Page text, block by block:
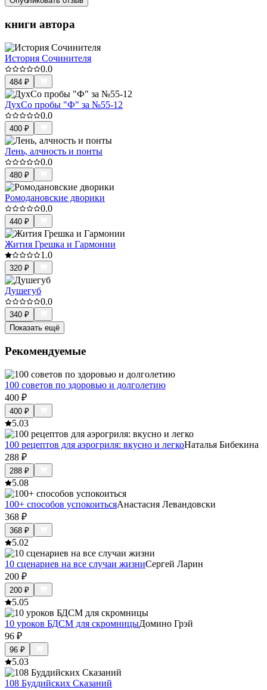
книги автора
История Сочинителя
0.0
484 ₽
ДухСо пробы "Ф" за №55-12
0.0
400 ₽
Лень, алчность и понты
0.0
480 ₽
Ромодановские дворики
0.0
440 ₽
Жития Грешка и Гармонии
1.0
320 ₽
Душегуб
0.0
340 ₽
Показать ещё
Рекомендуемые
100 советов по здоровью и долголетию
400 ₽
400 ₽
5.03
100 рецептов для аэрогриля: вкусно и легкоНаталья Бибекина
288 ₽
288 ₽
5.08
100+ способов успокоитьсяАнастасия Левандовски
368 ₽
368 ₽
5.02
10 сценариев на все случаи жизниСергей Ларин
200 ₽
200 ₽
5.05
10 уроков БДСМ для скромницыДомино Грэй
96 ₽
96 ₽
5.03
108 Буддийских Сказаний